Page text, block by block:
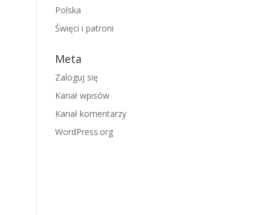
Polska
Święci i patroni
Meta
Zaloguj się
Kanał wpisów
Kanał komentarzy
WordPress.org